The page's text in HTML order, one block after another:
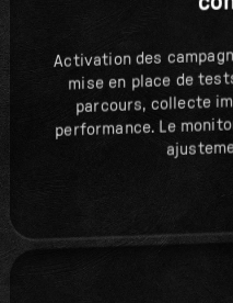
Activation des
mise en place de
parcours, collecte
performance. Le